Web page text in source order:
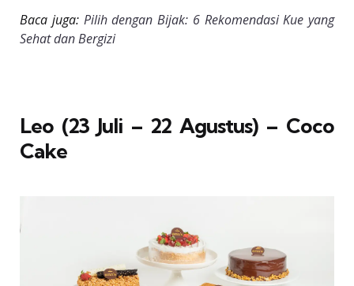
Baca juga: Pilih dengan Bijak: 6 Rekomendasi Kue yang
Sehat dan Bergizi
Leo (23 Juli – 22 Agustus) – Coco
Cake